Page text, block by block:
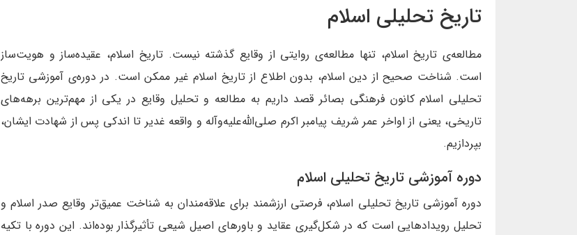
تاریخ تحلیلی اسلام
مطالعه‌ی تاریخ اسلام، تنها مطالعه‌ی روایتی از وقایع گذشته نیست. تاریخ اسلام، عقیده‌ساز و هویت‌ساز
است. شناخت صحیح از دین اسلام، بدون اطلاع از تاریخ اسلام غیر ممکن است. در دوره‌ی آموزشی تاریخ
تحلیلی اسلام کانون فرهنگی بصائر قصد داریم به مطالعه و تحلیل وقایع در یکی از مهم‌ترین برهه‌های
تاریخی، یعنی از اواخر عمر شریف پیامبر اکرم صلی‌الله‌علیه‌وآله و واقعه غدیر تا اندکی پس از شهادت ایشان،
بپردازیم.
دوره آموزشی تاریخ تحلیلی اسلام
دوره آموزشی تاریخ تحلیلی اسلام، فرصتی ارزشمند برای علاقه‌مندان به شناخت عمیق‌تر وقایع صدر اسلام و
تحلیل رویدادهایی است که در شکل‌گیری عقاید و باورهای اصیل شیعی تأثیرگذار بوده‌اند. این دوره با تکیه